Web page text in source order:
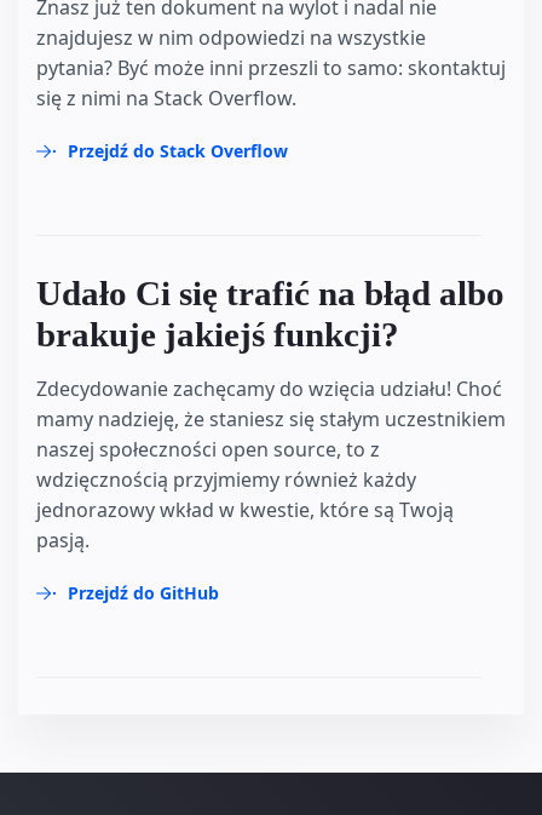
Znasz już ten dokument na wylot i nadal nie
znajdujesz w nim odpowiedzi na wszystkie
pytania? Być może inni przeszli to samo: skontaktuj
się z nimi na Stack Overflow.
Przejdź do Stack Overflow
Udało Ci się trafić na błąd albo
brakuje jakiejś funkcji?
Zdecydowanie zachęcamy do wzięcia udziału! Choć
mamy nadzieję, że staniesz się stałym uczestnikiem
naszej społeczności open source, to z
wdzięcznością przyjmiemy również każdy
jednorazowy wkład w kwestie, które są Twoją
pasją.
Przejdź do GitHub